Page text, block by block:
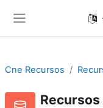
Cne Recursos